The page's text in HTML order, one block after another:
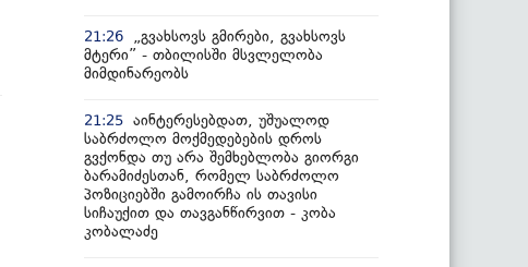
21:26
„გვახსოვს გმირები, გვახსოვს
მტერი” - თბილისში მსვლელობა
მიმდინარეობს
21:25 აინტერესებდათ, უშუალოდ
საბრძოლო მოქმედებების დროს
გვქონდა თუ არა შემხებლობა გიორგი
ბარამიძესთან, რომელ საბრძოლო
პოზიციებში გამოირჩა ის თავისი
სიჩაუქით და თავგანწირვით - კობა
კობალაძე